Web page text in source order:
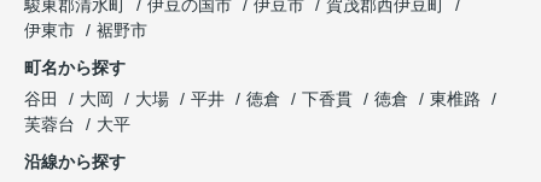
駿東郡清水町
伊豆の国市 伊豆市
賀茂郡西伊豆町
伊東市
裾野市
町名から探す
谷田
大岡 大場 平井 徳倉 下香貫 徳倉
東椎路
芙蓉台
大平
沿線から探す